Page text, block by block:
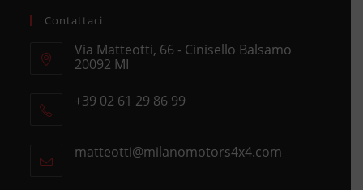
Contattaci
Via Matteotti, 66 - Cinisello Balsamo
20092 MI
in
+39 02 61 29 86 99
your
matteotti@milanomotors4x4.comOpens